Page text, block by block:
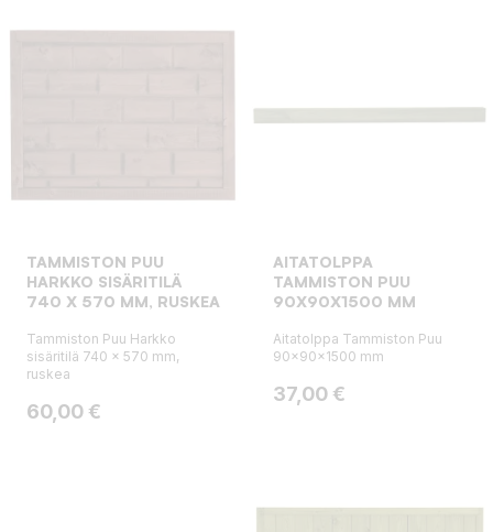
TAMMISTON PUU
HARKKO SISÄRITILÄ
740 X 570 MM, RUSKEA
Tammiston Puu Harkko
sisäritilä 740 x 570 mm,
ruskea
Hinta
60,00 €
AITATOLPPA
TAMMISTON PUU
90X90X1500 MM
Aitatolppa Tammiston Puu
90x90x1500 mm
Hinta
37,00 €